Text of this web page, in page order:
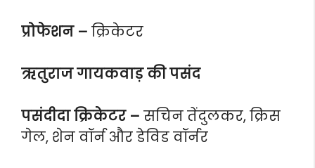
प्रोफेशन – क्रिकेटर
ऋतुराज गायकवाड़ की पसंद
पसंदीदा क्रिकेटर – सचिन तेंदुलकर, क्रिस
गेल, शेन वॉर्न और डेविड वॉर्नर